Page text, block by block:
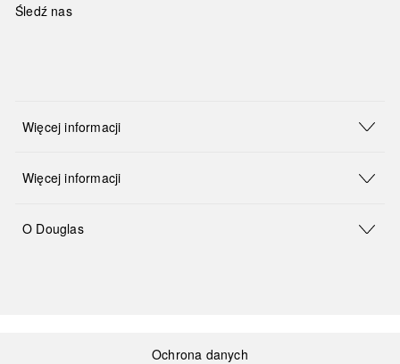
Śledź nas
Więcej informacji
Więcej informacji
O Douglas
Ochrona danych